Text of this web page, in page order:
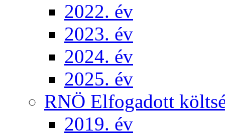
2022. év
2023. év
2024. év
2025. év
RNÖ Elfogadott
2019. év